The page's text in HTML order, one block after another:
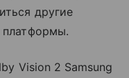
другие
платформы.
Vision 2 Samsung